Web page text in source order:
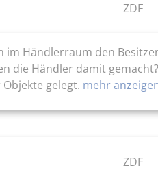
ZDF
im Händlerraum den
die Händler damit
gelegt. mehr
ZDF